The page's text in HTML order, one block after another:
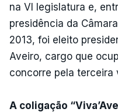
na VI legislatura e,
presidência da
2013, foi eleito
Aveiro, cargo que
concorre pela terceira
A coligação